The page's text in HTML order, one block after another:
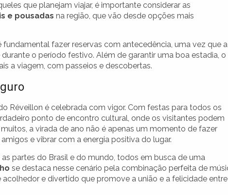
que planejam viajar, é importante considerar as
e pousadas na região, que vão desde opções mais
fundamental fazer reservas com antecedência, uma vez que a
o período festivo. Além de garantir uma boa estadia, o
a viagem, com passeios e descobertas.
Réveillon é celebrada com vigor. Com festas para todos os
ponto de encontro cultural, onde os visitantes podem
a virada de ano não é apenas um momento de fazer
e vibrar com a energia positiva do lugar.
partes do Brasil e do mundo, todos em busca de uma
se destaca nesse cenário pela combinação perfeita de
e divertido que promove a união e a felicidade entre